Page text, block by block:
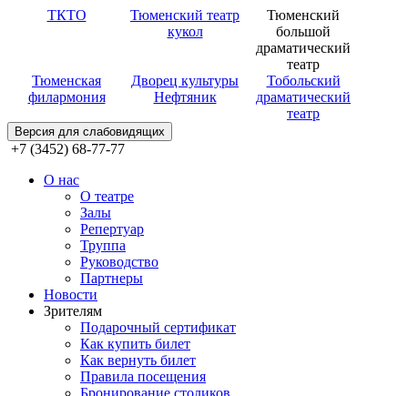
ТКТО
Тюменский театр
кукол
Тюменский
большой
драматический
театр
Тюменская
филармония
Дворец культуры
Нефтяник
Тобольский
драматический
театр
Версия для слабовидящих
+7 (3452) 68-77-77
О нас
О театре
Залы
Репертуар
Труппа
Руководство
Партнеры
Новости
Зрителям
Подарочный сертификат
Как купить билет
Как вернуть билет
Правила посещения
Бронирование столиков